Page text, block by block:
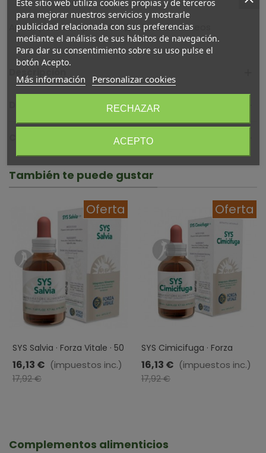
Añadir para comparar 0 A lista de deseos
Descripción
Detalles del producto
También te puede gustar
Oferta
SYS Salvia · Forza Vitale · 50
Ml
16,13 € (impuestos inc.)
17,92 €
Oferta
SYS Cimicifuga · Forza
Vitale · 50 Ml
16,13 € (impuestos inc.)
17,92 €
Complementos alimenticios
Este sitio web utiliza cookies propias y de terceros
para mejorar nuestros servicios y mostrarle
publicidad relacionada con sus preferencias
mediante el análisis de sus hábitos de navegación.
Para dar su consentimiento sobre su uso pulse el
botón Acepto.
Más información Personalizar cookies
RECHAZAR
ACEPTO